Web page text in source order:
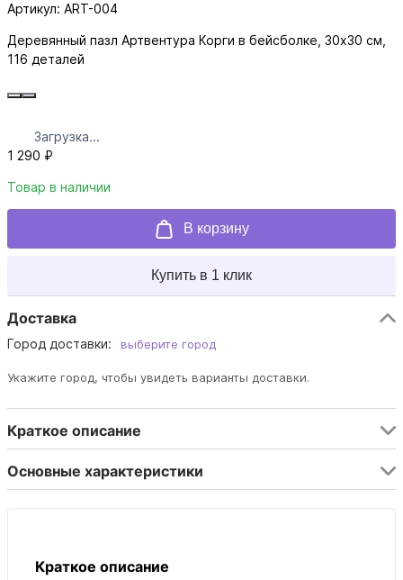
Артикул: ART-004
Деревянный пазл Артвентура Корги в бейсболке, 30х30 см,
116 деталей
Загрузка...
1 290 ₽
Товар в наличии
В корзину
Купить в 1 клик
Доставка
Город доставки: выберите город
Укажите город, чтобы увидеть варианты доставки.
Краткое описание
Основные характеристики
Краткое описание